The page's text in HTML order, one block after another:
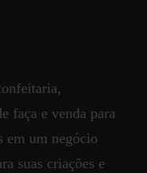
faça e venda para
em um negócio
suas criações e